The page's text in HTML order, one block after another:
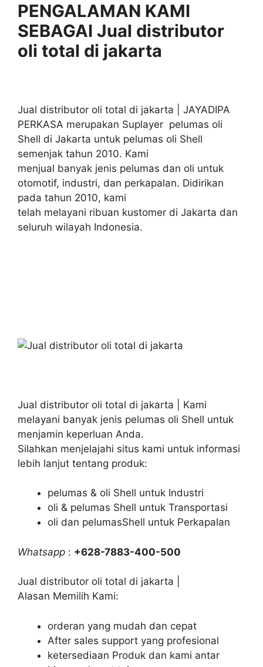
PENGALAMAN KAMI
SEBAGAI Jual distributor
oli total di jakarta
Jual distributor oli total di jakarta | JAYADIPA
PERKASA merupakan Suplayer pelumas oli
Shell di Jakarta untuk pelumas oli Shell
semenjak tahun 2010. Kami
menjual banyak jenis pelumas dan oli untuk
otomotif, industri, dan perkapalan. Didirikan
pada tahun 2010, kami
telah melayani ribuan kustomer di Jakarta dan
seluruh wilayah Indonesia.
Jual distributor oli total di jakarta | Kami
melayani banyak jenis pelumas oli Shell untuk
menjamin keperluan Anda.
Silahkan menjelajahi situs kami untuk informasi
lebih lanjut tentang produk:
pelumas & oli Shell untuk Industri
oli & pelumas Shell untuk Transportasi
oli dan pelumasShell untuk Perkapalan
Whatsapp : +628-7883-400-500
Jual distributor oli total di jakarta |
Alasan Memilih Kami:
orderan yang mudah dan cepat
After sales support yang profesional
ketersediaan Produk dan kami antar